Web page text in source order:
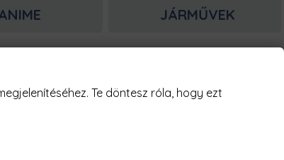
JÁRMŰVEK
😥
Póló"
Te döntesz róla, hogy ezt